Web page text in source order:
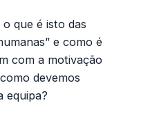
que é isto das
e como é
com a motivação
devemos
equipa?